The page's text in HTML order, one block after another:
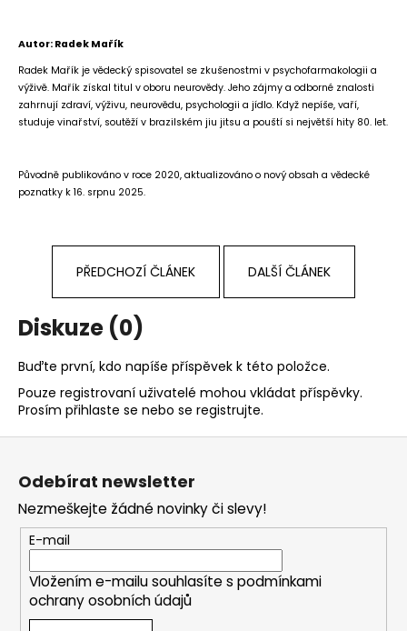
Autor: Radek Mařík
Radek Mařík je vědecký spisovatel se zkušenostmi v psychofarmakologii a
výživě. Mařík získal titul v oboru neurovědy. Jeho zájmy a odborné znalosti
zahrnují zdraví, výživu, neurovědu, psychologii a jídlo. Když nepíše, vaří,
studuje vinařství, soutěží v brazilském jiu jitsu a pouští si největší hity 80. let.
Původně publikováno v roce 2020, aktualizováno o nový obsah a vědecké
poznatky k 16. srpnu 2025.
PŘEDCHOZÍ ČLÁNEK DALŠÍ ČLÁNEK
Diskuze (0)
Buďte první, kdo napíše příspěvek k této položce.
Pouze registrovaní uživatelé mohou vkládat příspěvky.
Prosím přihlaste se nebo se registrujte.
Z
Odebírat newsletter
Nezmeškejte žádné novinky či slevy!
E-mail
Vložením e-mailu souhlasíte s podmínkami
ochrany osobních údajů